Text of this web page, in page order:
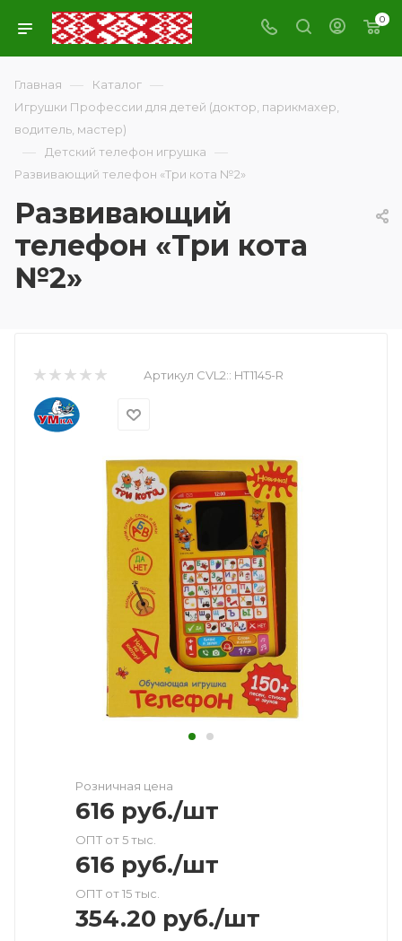
0
Главная — Каталог —
Игрушки Профессии для детей (доктор, парикмахер,
водитель, мастер)
— Детский телефон игрушка —
Развивающий телефон «Три кота №2»
Развивающий
телефон «Три кота
№2»
Артикул CVL2:: HT1145-R
Розничная цена
616 руб./шт
ОПТ от 5 тыс.
616 руб./шт
ОПТ от 15 тыс.
354.20 руб./шт